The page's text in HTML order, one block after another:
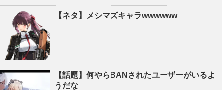
【ネタ】メシマズキャラwwwwww
【話題】何やらBANされたユーザーがいるよ
うだな